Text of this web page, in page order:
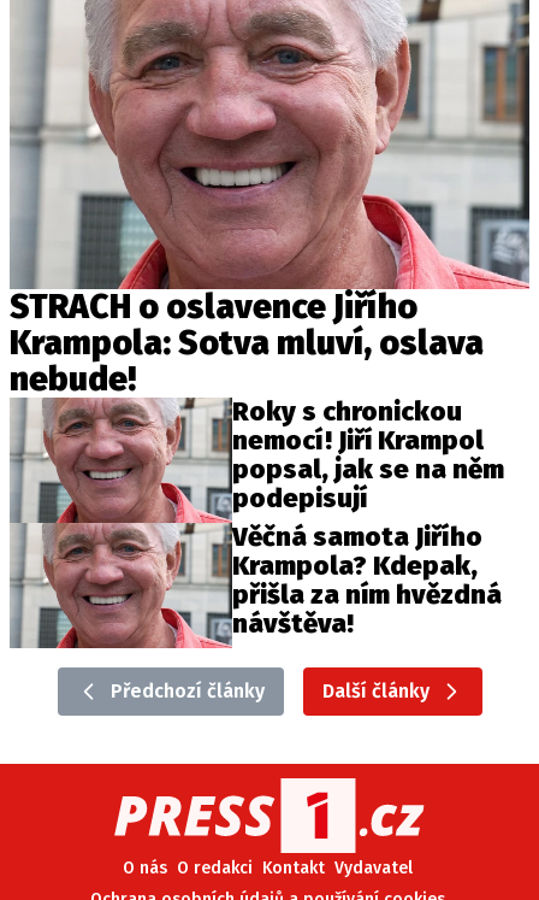
STRACH o oslavence Jiřího
Krampola: Sotva mluví, oslava
nebude!
Roky s chronickou
nemocí! Jiří Krampol
popsal, jak se na něm
podepisují
Věčná samota Jiřího
Krampola? Kdepak,
přišla za ním hvězdná
návštěva!
Předchozí články Další články
O nás O redakci Kontakt Vydavatel